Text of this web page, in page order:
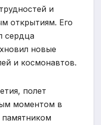
и
открытиям. Его
сердца
новые
и космонавтов.
полет
моментом в
памятником